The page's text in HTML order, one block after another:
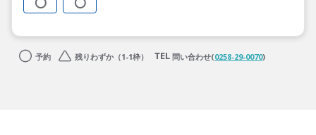
予約 残りわずか（1-1枠） 問い合わせ(0258-29-0070)